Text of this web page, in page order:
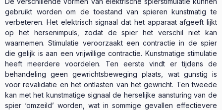
gebruikt worden om de toestand van spieren kunstmatig te
verbeteren. Het elektrisch signaal dat het apparaat afgeeft lijkt
op het hersenimpuls, zodat de spier het verschil niet kan
waarnemen. Stimulatie veroorzaakt een contractie in de spier
die gelijk is aan een vrijwillige contractie. Kunstmatige stimulatie
heeft meerdere voordelen. Ten eerste vindt er tijdens de
behandeling geen gewrichtsbeweging plaats, wat gunstig is
voor revalidatie en het ontlasten van het gewricht. Ten tweede
kan met het kunstmatige signaal de herselijke aansturing van de
spier ‘omzeild’ worden, wat in sommige gevallen effectievere